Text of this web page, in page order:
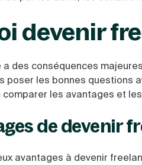
devenir
a des conséquences
poser les bonnes questions
comparer les avantages et
de devenir
avantages à devenir